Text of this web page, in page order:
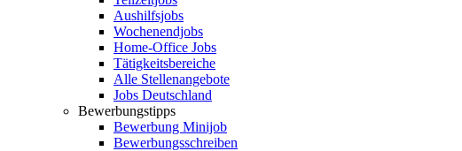
Aushilfsjobs
Wochenendjobs
Home-Office Jobs
Tätigkeitsbereiche
Alle Stellenangebote
Jobs Deutschland
Bewerbungstipps
Bewerbung Minijob
Bewerbungsschreiben